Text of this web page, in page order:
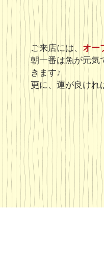
ご来店には、 オー
朝一番は魚が元気
きます♪
更に、運が良けれ